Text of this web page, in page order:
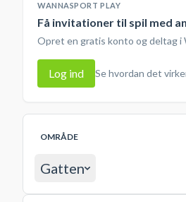
WANNASPORT PLAY
Få invitationer til spil med
Opret en gratis konto og deltag i
Log ind Se hvordan det
OMRÅDE
Gatten